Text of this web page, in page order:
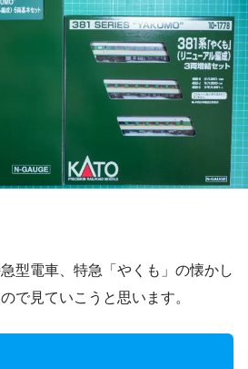
型電車、特急「やくも」の懐かし
で見ていこうと思います。